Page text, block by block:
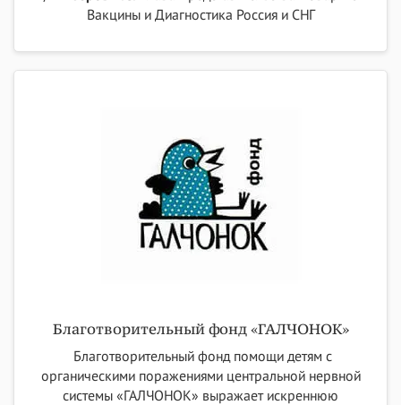
Вакцины и Диагностика Россия и СНГ
Благотворительный фонд «ГАЛЧОНОК»
Благотворительный фонд помощи детям с
органическими поражениями центральной нервной
системы «ГАЛЧОНОК» выражает искреннюю